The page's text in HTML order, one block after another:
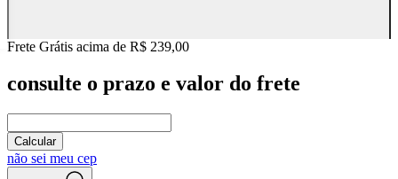
Frete Grátis acima de R$ 239,00
consulte o prazo e valor do frete
Calcular
não sei meu cep